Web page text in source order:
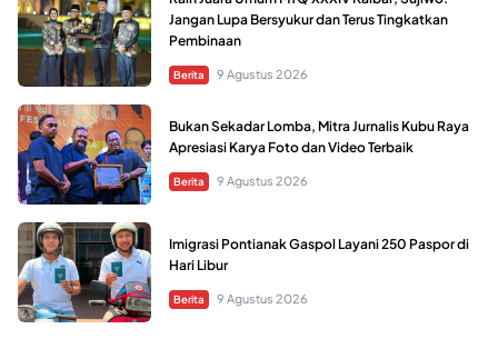
Jangan Lupa Bersyukur dan Terus Tingkatkan
Pembinaan
Berita 9 Agustus 2026
Bukan Sekadar Lomba, Mitra Jurnalis Kubu Raya
Apresiasi Karya Foto dan Video Terbaik
Berita 9 Agustus 2026
Imigrasi Pontianak Gaspol Layani 250 Paspor di
Hari Libur
Berita 9 Agustus 2026